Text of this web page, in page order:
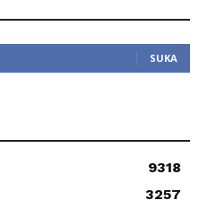
SUKA
9318
3257